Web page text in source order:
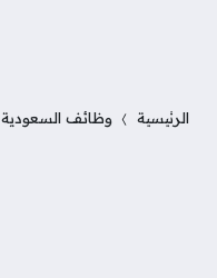
الرئيسية وظائف السعودية